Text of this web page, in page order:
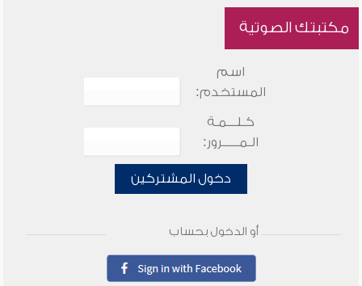
مكتبتك الصوتية
اسم
المستخدم:
كـلـــمـة
الـمـــــرور:
دخول المشتركين
أو الدخول بحساب